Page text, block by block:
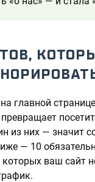
главной
из них — значит
— 10
которых ваш сайт